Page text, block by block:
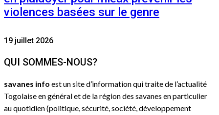
violences basées sur le genre
19 juillet 2026
QUI SOMMES-NOUS?
savanes info est un site d’information qui traite de l’actualité
Togolaise en général et de la région des savanes en particulier
au quotidien (politique, sécurité, société, développement